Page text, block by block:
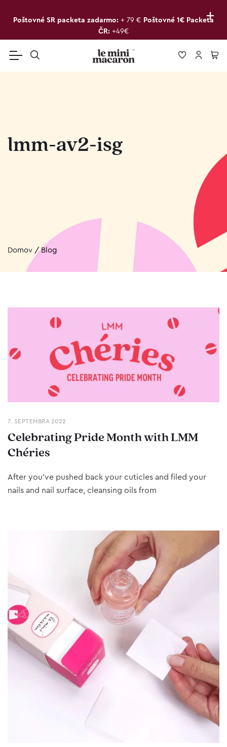
+
Poštovné SR packeta zadarmo: + 79 € Poštovné 1€ Packeta
ČR: +49€
lmm-av2-isg
Domov /Blog
7. SEPTEMBRA 2022
Celebrating Pride Month with LMM
Chéries
After you’ve pushed back your cuticles and filed your
nails and nail surface, cleansing oils from